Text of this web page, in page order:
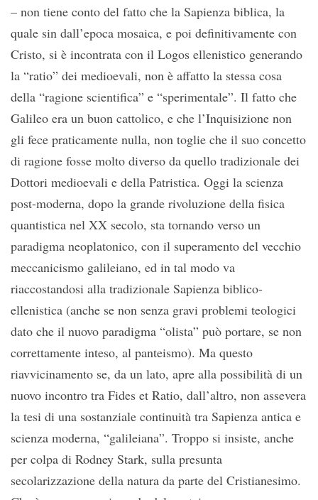
– non tiene conto del fatto che la Sapienza biblica, la
quale sin dall’epoca mosaica, e poi definitivamente con
Cristo, si è incontrata con il Logos ellenistico generando
la “ratio” dei medioevali, non è affatto la stessa cosa
della “ragione scientifica” e “sperimentale”. Il fatto che
Galileo era un buon cattolico, e che l’Inquisizione non
gli fece praticamente nulla, non toglie che il suo concetto
di ragione fosse molto diverso da quello tradizionale dei
Dottori medioevali e della Patristica. Oggi la scienza
post-moderna, dopo la grande rivoluzione della fisica
quantistica nel XX secolo, sta tornando verso un
paradigma neoplatonico, con il superamento del vecchio
meccanicismo galileiano, ed in tal modo va
riaccostandosi alla tradizionale Sapienza biblico-
ellenistica (anche se non senza gravi problemi teologici
dato che il nuovo paradigma “olista” può portare, se non
correttamente inteso, al panteismo). Ma questo
riavvicinamento se, da un lato, apre alla possibilità di un
nuovo incontro tra Fides et Ratio, dall’altro, non assevera
la tesi di una sostanziale continuità tra Sapienza antica e
scienza moderna, “galileiana”. Troppo si insiste, anche
per colpa di Rodney Stark, sulla presunta
secolarizzazione della natura da parte del Cristianesimo.